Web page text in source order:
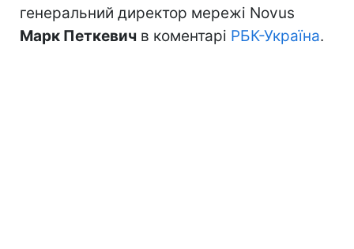
генеральний директор мережі Novus
Марк Петкевич в коментарі РБК-Україна.